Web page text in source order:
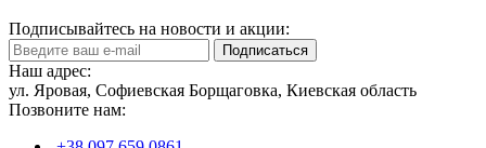
Подписывайтесь на новости и акции:
Подписаться
Наш адрес:
ул. Яровая, Софиевская Борщаговка, Киевская область
Позвоните нам: